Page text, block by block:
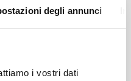
degli annunci
i vostri dati
che
per tutte le
il lavoro di